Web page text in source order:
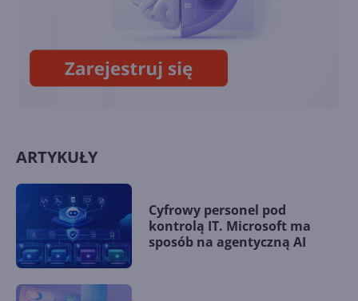
8BitDo wypuści klawiaturę i
mysz w stylu retro Xboksa
ARTYKUŁY
Cyfrowy personel pod
kontrolą IT. Microsoft ma
sposób na agentyczną AI